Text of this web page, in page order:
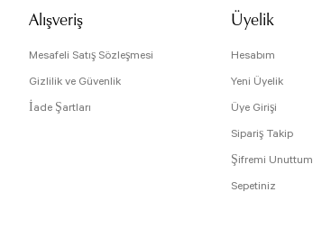
Ürün bilgilerinde hatalar bulunuyor.
Ürün fiyatı diğer sitelerden daha pahalı.
Bu ürüne benzer farklı alternatifler olmalı.
Alışveriş
Mesafeli Satış Sözleşmesi
Gizlilik ve Güvenlik
İade Şartları
Üyelik
Hesabım
Yeni Üyelik
Üye Girişi
Sipariş Takip
Şifremi Unuttum
Sepetiniz